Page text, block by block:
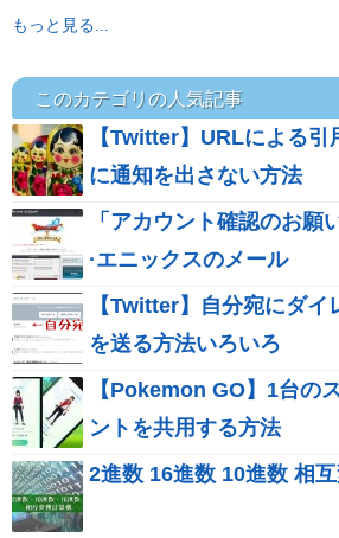
もっと見る...
このカテゴリの人気記事
【Twitter】URLによる
に通知を出さない方法
「アカウント確認のお願
·エニックスのメール
【Twitter】自分宛にダイ
を送る方法いろいろ
【Pokemon GO】1台の
ントを共用する方法
2進数 16進数 10進数 相